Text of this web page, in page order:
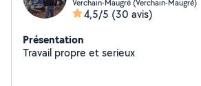
Verchain-Maugré (Verchain-Maugré)
4,5/5 (30 avis)
Présentation
Travail propre et serieux